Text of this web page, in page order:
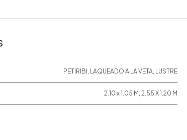
PETIRIBI , LAQUEADO A LA VETA, LUSTRE
2.10 x 1.05 M , 2.55 X 1.20 M